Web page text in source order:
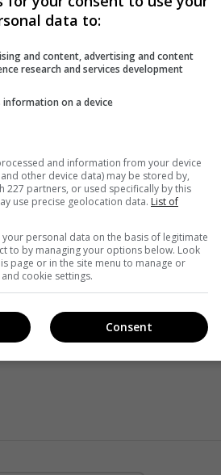
особым даром — смотрите на
.
data to:
and content, advertising and content
research and services development
information on a device
and information from your device
other device data) may be stored by,
227 partners, or used specifically by this
use precise geolocation data. List of
personal data on the basis of legitimate
to by managing your options below. Look
page or in the site menu to manage or
cookie settings.
Consent